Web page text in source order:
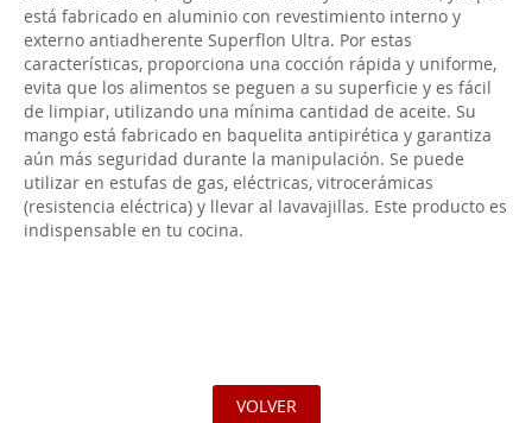
está fabricado en aluminio con revestimiento interno y
externo antiadherente Superflon Ultra. Por estas
características, proporciona una cocción rápida y uniforme,
evita que los alimentos se peguen a su superficie y es fácil
de limpiar, utilizando una mínima cantidad de aceite. Su
mango está fabricado en baquelita antipirética y garantiza
aún más seguridad durante la manipulación. Se puede
utilizar en estufas de gas, eléctricas, vitrocerámicas
(resistencia eléctrica) y llevar al lavavajillas. Este producto es
indispensable en tu cocina.
VOLVER